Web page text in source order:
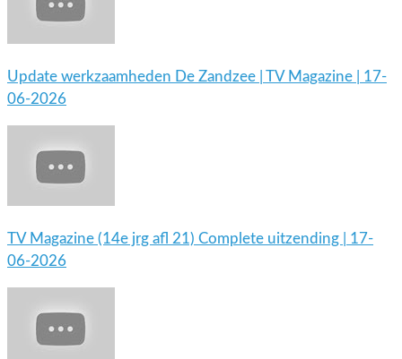
Update werkzaamheden De Zandzee | TV Magazine | 17-
06-2026
TV Magazine (14e jrg afl 21) Complete uitzending | 17-
06-2026